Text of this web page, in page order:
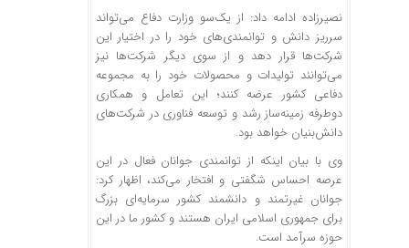
نصیرزاده ادامه داد: از یک‌سو وزارت دفاع می‌تواند
سرریز دانش و توانمندی‌های خود را در اختیار این
شرکت‌ها قرار دهد و از سوی دیگر شرکت‌ها نیز
می‌توانند تولیدات و محصولات خود را به مجموعه
دفاعی کشور عرضه کنند؛ این تعامل و همکاری
دوطرفه زمینه‌ساز رشد و توسعه فناوری در شرکت‌های
دانش‌بنیان خواهد بود.
وی با بیان اینکه از توانمندی جوانان فعال در این
عرصه احساس شگفتی و افتخار می‌کند، اظهار کرد:
جوانان غیرتمند و دانشمند کشور سرمایه‌ای بزرگ
برای جمهوری اسلامی ایران هستند و کشور ما در این
حوزه سرآمد است.